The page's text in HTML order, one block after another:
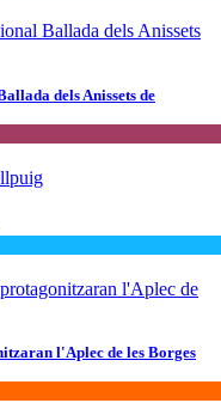
dels Anissets de
l'Aplec de les Borges